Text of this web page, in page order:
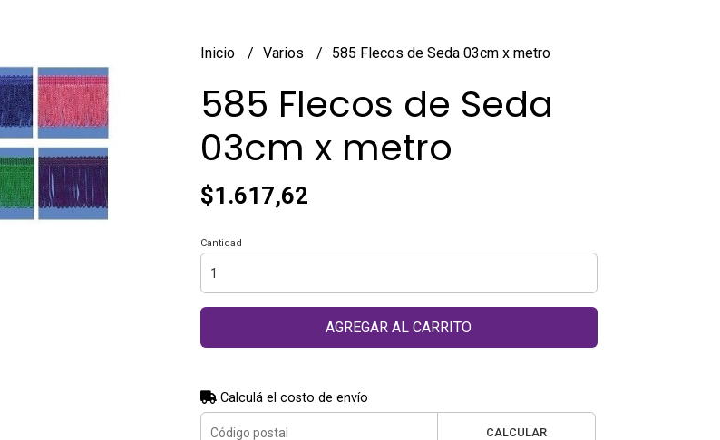
Inicio Varios 585 Flecos de Seda 03cm x metro
585 Flecos de Seda
03cm x metro
$1.617,62
Cantidad
AGREGAR AL CARRITO
Calculá el costo de envío
CALCULAR